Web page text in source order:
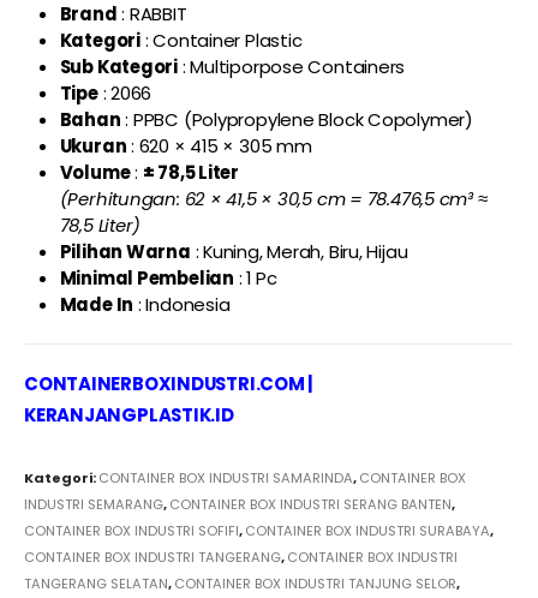
Brand: RABBIT
Kategori: Container Plastic
Sub Kategori: Multiporpose Containers
Tipe: 2066
Bahan: PPBC (Polypropylene Block Copolymer)
Ukuran: 620 × 415 × 305 mm
Volume: ± 78,5 Liter
(Perhitungan: 62 × 41,5 × 30,5 cm = 78.476,5 cm³ ≈
78,5 Liter)
Pilihan Warna : Kuning, Merah, Biru, Hijau
Minimal Pembelian : 1 Pc
Made In : Indonesia
CONTAINERBOXINDUSTRI.COM
KERANJANGPLASTIK.ID
Kategori:CONTAINER BOX INDUSTRI SAMARINDA,CONTAINER BOX
INDUSTRI SEMARANG,CONTAINER BOX INDUSTRI SERANG BANTEN,
CONTAINER BOX INDUSTRI SOFIFI,CONTAINER BOX INDUSTRI SURABAYA,
CONTAINER BOX INDUSTRI TANGERANG,CONTAINER BOX INDUSTRI
TANGERANG SELATAN,CONTAINER BOX INDUSTRI TANJUNG SELOR,